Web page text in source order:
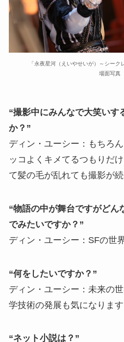
「永夜星河（えいやせいが）～シーク
場面写真
“撮影中にみんなで大笑いす
か？”
ディン・ユーシー：もちろ
ッコよくキメてるつもりだ
て髪の毛が乱れても撮影が続
“物語の中が舞台ですがどん
でみたいですか？”
ディン・ユーシー：SFの世
“何をしたいですか？”
ディン・ユーシー：未来の
学技術の発展も気になります
“ネット小説は？”